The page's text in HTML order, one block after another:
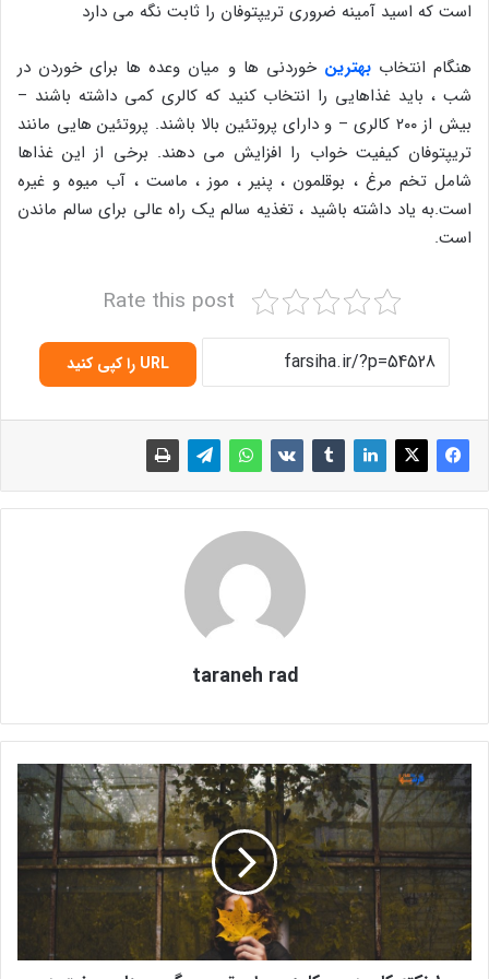
است که اسید آمینه ضروری تریپتوفان را ثابت نگه می دارد
هنگام انتخاببهترین خوردنی ها و میان وعده ها برای خوردن در
شب ، باید غذاهایی را انتخاب کنید که کالری کمی داشته باشند –
بیش از ۲۰۰ کالری – و دارای پروتئین بالا باشند. پروتئین هایی مانند
تریپتوفان کیفیت خواب را افزایش می دهند. برخی از این غذاها
شامل تخم مرغ ، بوقلمون ، پنیر ، موز ، ماست ، آب میوه و غیره
است.به یاد داشته باشید ، تغذیه سالم یک راه عالی برای سالم ماندن
است.
Rate this post
URL را کپی کنید
taraneh rad
1
0
ن
ت
ا
ر